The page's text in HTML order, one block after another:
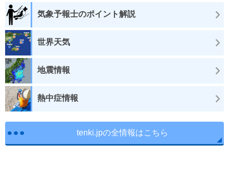
気象予報士のポイント解説
世界天気
地震情報
熱中症情報
tenki.jpの全情報はこちら